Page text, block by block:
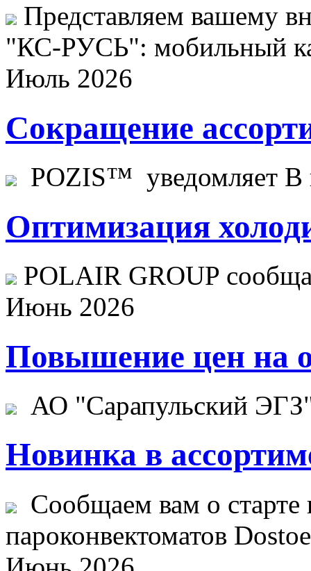
Представляем вашему
"КС-РУСЬ": мобильный
Июль 2026
Сокращение
POZIS™ уведомляет В
Оптимизация
POLAIR GROUP
Июнь 2026
Повышение цен на
АО "Сарапульский
Новинка в
Сообщаем вам о старте
пароконвектоматов